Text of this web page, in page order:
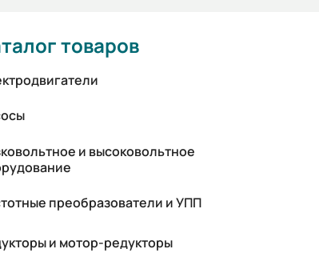
товаров
и высоковольтное
преобразователи и УПП
и мотор-редукторы